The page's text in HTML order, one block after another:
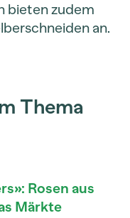
bieten zudem
an.
Thema
Rosen aus
Märkte